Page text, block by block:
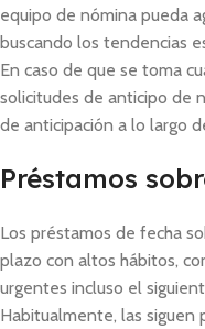
equipo de nómina pueda
buscando los tendencias
En caso de que se toma
solicitudes de anticipo de
de anticipación a lo largo
Préstamos
Los préstamos de fecha
plazo con altos hábitos,
urgentes incluso el
Habitualmente, las siguen